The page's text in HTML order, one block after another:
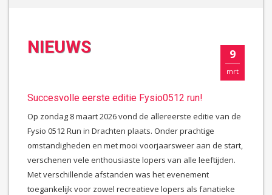
NIEUWS 9
mrt
Succesvolle eerste editie Fysio0512 run!
Op zondag 8 maart 2026 vond de allereerste editie van de
Fysio 0512 Run in Drachten plaats. Onder prachtige
omstandigheden en met mooi voorjaarsweer aan de start,
verschenen vele enthousiaste lopers van alle leeftijden.
Met verschillende afstanden was het evenement
toegankelijk voor zowel recreatieve lopers als fanatieke